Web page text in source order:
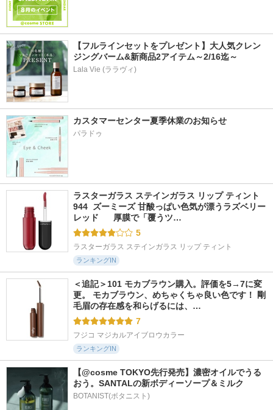
【フルラインセットをプレゼント】大人気クレン
ジングバーム&新商品2アイテム～2/16迄～
Lala Vie (ララヴィ)
カスタマーセンター夏季休業のお知らせ
パラドゥ
ラスターガラス ステインガラス リップ ティント
944  ズーミーズ 甘酸っぱい色気が漂うラズベリー
レッド      厚膜で「覆うツ…
5
ラスターガラス ステインガラス リップ ティント
ランキングIN
＜追記＞101 モカブラウン購入。評価を5→7に変
更。 モカブラウン、めちゃくちゃ良い色です！ 剛
毛眉の存在感を和らげるには、…
7
フジコ マジカルアイブロウカラー
ランキングIN
【@cosme TOKYO先行発売】濃密オイルでうる
おう。SANTALの新ボディーソープ＆ミルク
BOTANIST(ボタニスト)